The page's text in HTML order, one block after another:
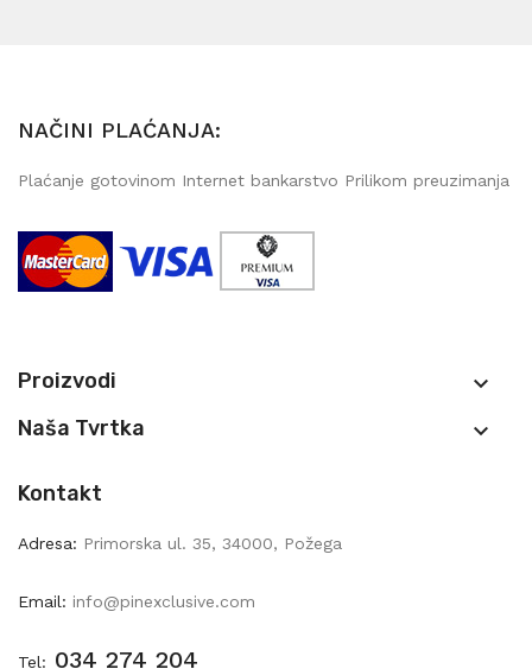
NAČINI PLAĆANJA:
Plaćanje gotovinom Internet bankarstvo Prilikom preuzimanja
Proizvodi 
Naša Tvrtka 
Kontakt
Adresa: Primorska ul. 35, 34000, Požega
Email: info@pinexclusive.com
Tel: 034 274 204